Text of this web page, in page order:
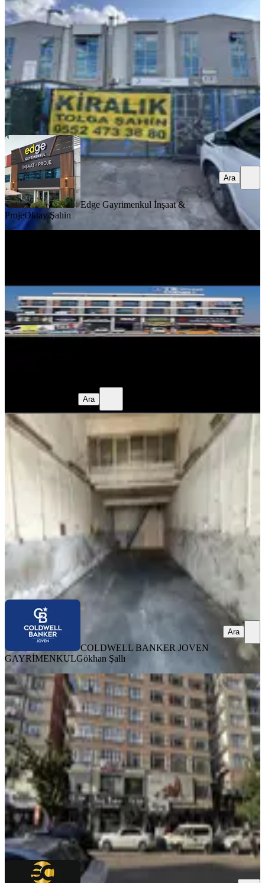
1 Oda·121 m²·Düz Giriş (Zemin) 05.08.2026
51.000 ₺
Edge Gayrimenkul İnşaat & ProjeOktay Şahin
Edge Gayrimenkul İnşaat &
ProjeOktay Şahin
Ara
Yenimahalle, İvedikköy Mahallesi
2 Oda·110 m²·02.05.2026
48.000 ₺
Ara
İvedik Mahallesi Güneş 90 Sitesi
Kiralık Dükkan
Yenimahalle, İvedikosb Mahallesi
1 Oda·170 m²·Düz Giriş (Zemin)
49.000 ₺
COLDWELL BANKER JOVEN GAYRİMENKUL Gökhan Şallı
Ara
COLDWELL BANKER JOVEN
GAYRİMENKULGökhan Şallı
Ara
İvedik Caddesi Üzeri 27m² Kiralık
Ofis - Adliye Yakını
Yenimahalle, Karşıyaka Mahallesi
1 Oda
·27 m²·2. Kat·02.08.2026
15.000 ₺
Serhat Cengiz Gayrimenkul adem aslan
Ara